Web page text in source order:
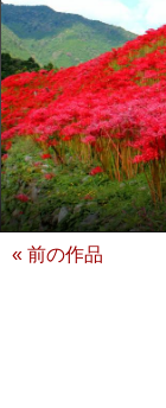
« 前の作品